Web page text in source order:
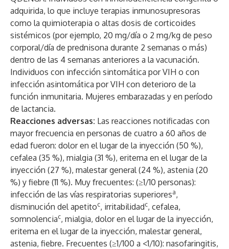
adquirida, lo que incluye terapias inmunosupresoras
como la quimioterapia o altas dosis de corticoides
sistémicos (por ejemplo, 20 mg/día o 2 mg/kg de peso
corporal/día de prednisona durante 2 semanas o más)
dentro de las 4 semanas anteriores a la vacunación.
Individuos con infección sintomática por VIH o con
infección asintomática por VIH con deterioro de la
función inmunitaria. Mujeres embarazadas y en período
de lactancia.
Reacciones adversas: Las reacciones notificadas con
mayor frecuencia en personas de cuatro a 60 años de
edad fueron: dolor en el lugar de la inyección (50 %),
cefalea (35 %), mialgia (31 %), eritema en el lugar de la
inyección (27 %), malestar general (24 %), astenia (20
%) y fiebre (11 %). Muy frecuentes: (≥1/10 personas):
infección de las vías respiratorias superioresa,
disminución del apetitoc, irritabilidadc, cefalea,
somnolenciac, mialgia, dolor en el lugar de la inyección,
eritema en el lugar de la inyección, malestar general,
astenia, fiebre. Frecuentes (≥1/100 a <1/10): nasofaringitis,